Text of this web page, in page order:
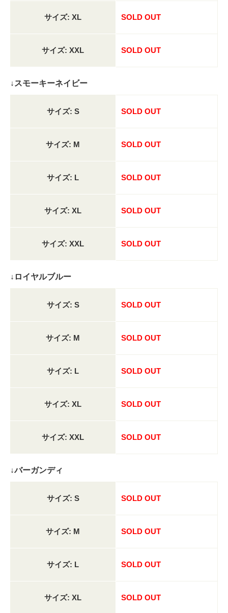
サイズ: XL SOLD OUT
サイズ: XXL SOLD OUT
↓スモーキーネイビー
サイズ: S SOLD OUT
サイズ: M SOLD OUT
サイズ: L SOLD OUT
サイズ: XL SOLD OUT
サイズ: XXL SOLD OUT
↓ロイヤルブルー
サイズ: S SOLD OUT
サイズ: M SOLD OUT
サイズ: L SOLD OUT
サイズ: XL SOLD OUT
サイズ: XXL SOLD OUT
↓バーガンディ
サイズ: S SOLD OUT
サイズ: M SOLD OUT
サイズ: L SOLD OUT
サイズ: XL SOLD OUT